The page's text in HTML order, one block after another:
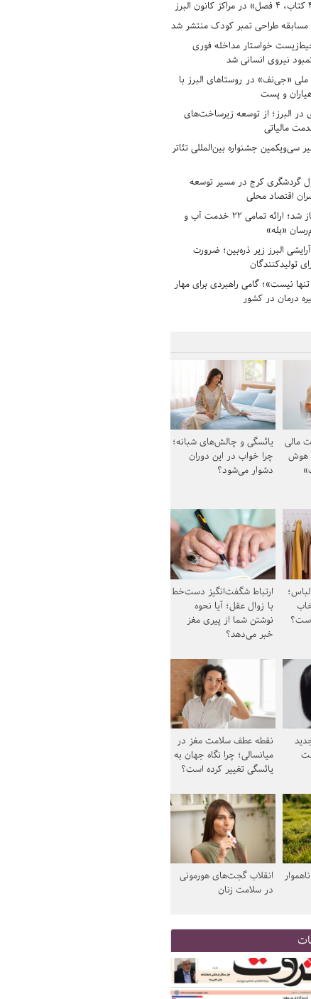
مسابقه طراحی تمبر کودک منتشر شد
خواستار مداخله فوری
نیروی انسانی شد
«جی‌نف» در روستاهای البرز با
و پست
در البرز؛ از توسعه زیرساخت‌های
مالیاتی
سی‌ویکمین جشنواره بین‌المللی تئاتر
گردشگری کرج در مسیر توسعه
اقتصاد محلی
آبفای البرز پیشتاز شد؛ ارائه تمامی ۲۲ خدمت آب و
«بله»
البرز زیر ذره‌بین؛ ضرورت
تولیدکنندگان
نیست»؛ گامی راهبردی برای مهار
درمان در کشور
مالی
هوش
یائسگی و چالش‌های شبانه؛
چرا خواب در این دوران
دشوار می‌شود؟
ارتباط شگفت‌انگیز دست‌خط
با زوال عقل؛ آیا نحوه
نوشتن شما از پیری مغز
خبر می‌دهد؟
نقطه عطف سلامت مغز در
میانسالی؛ چرا نگاه جهان به
یائسگی تغییر کرده است؟
انقلاب گجت‌های هورمونی
در سلامت زنان